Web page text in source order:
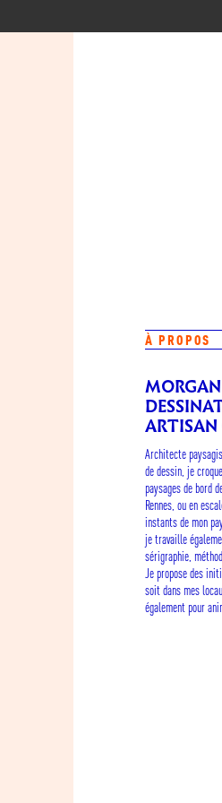
À PROPOS
ARTISAN
Architecte
de dessin, je
paysages de bord
Rennes, ou en
instants de mon
je travaille
sérigraphie,
Je propose des
soit dans mes
également pour